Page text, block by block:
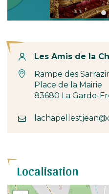
Contact
Les Amis de la
Rampe des
Place de la Mairie
83680 La Garde-
Localisation